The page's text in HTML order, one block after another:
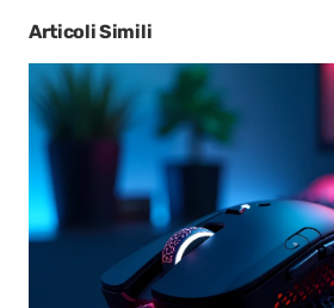
Articoli Simili